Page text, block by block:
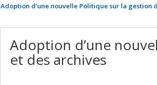
Adoption d’une nouvelle Politique sur la gestion
Adoption d’une
et des archives